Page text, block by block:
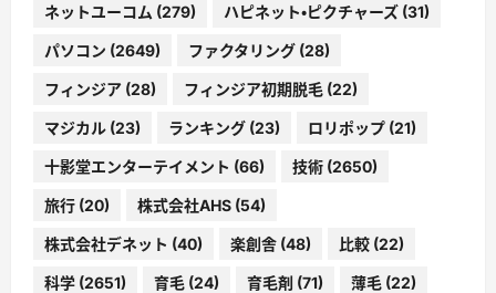
ネットユーコム (279) ハピネット・ピクチャーズ (31)
パソコン (2649) ファクタリング (28)
フィンジア (28) フィンジア初期脱毛 (22)
マジカル (23) ランキング (23) ロリポップ (21)
十影堂エンターテイメント (66) 技術 (2650)
旅行 (20) 株式会社AHS (54)
株式会社デネット (40) 楽創舎 (48) 比較 (22)
科学 (2651) 育毛 (24) 育毛剤 (71) 薄毛 (22)